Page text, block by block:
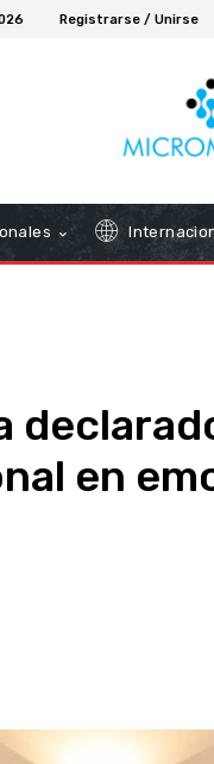
Registrarse / Unirse
en